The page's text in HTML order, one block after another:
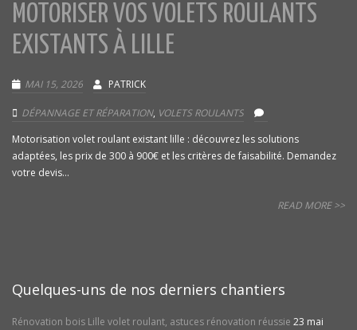
MOTORISER VOS VOLETS ROULANTS
EXISTANTS À LILLE
MAI 15, 2026 PATRICK
DÉPANNAGE ET RÉPARATION, VOLETS ROULANTS
Motorisation volet roulant existant lille : découvrez les solutions
adaptées, les prix de 300 à 900€ et les critères de faisabilité. Demandez
votre devis...
READ MORE >>
Quelques-uns de nos derniers chantiers
Rénovation bois Lille volet roulant, astuces rénovation réussie 23 mai